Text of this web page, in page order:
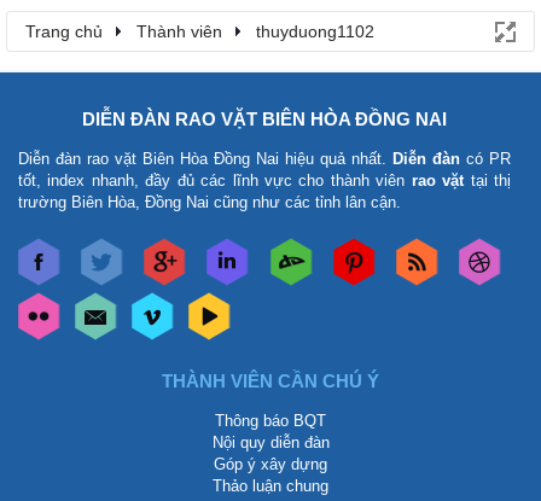
Trang chủ Thành viên thuyduong1102
DIỄN ĐÀN RAO VẶT BIÊN HÒA ĐỒNG NAI
Diễn đàn rao vặt Biên Hòa Đồng Nai hiệu quả nhất. Diễn đàn có PR
tốt, index nhanh, đầy đủ các lĩnh vực cho thành viên rao vặttại thị
trường Biên Hòa, Đồng Nai cũng như các tỉnh lân cận.
THÀNH VIÊN CẦN CHÚ Ý
Thông báo BQT
Nội quy diễn đàn
Góp ý xây dựng
Thảo luận chung